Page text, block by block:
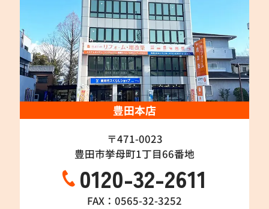
豊田本店
〒471-0023
豊田市挙母町1丁目66番地
0120-32-2611
FAX：0565-32-3252